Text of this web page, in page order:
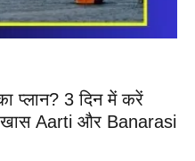
प्लान? 3 दिन में करें
खास Aarti और Banarasi